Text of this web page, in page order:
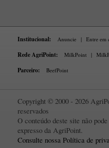
Institucional: Anuncie | Entre em
Rede AgriPoint: MilkPoint |
Parceiro: BeefPoint
Copyright © 2000 - 2026
reservados
O conteúdo deste site não
expresso da AgriPoint.
Consulte nossa Política de